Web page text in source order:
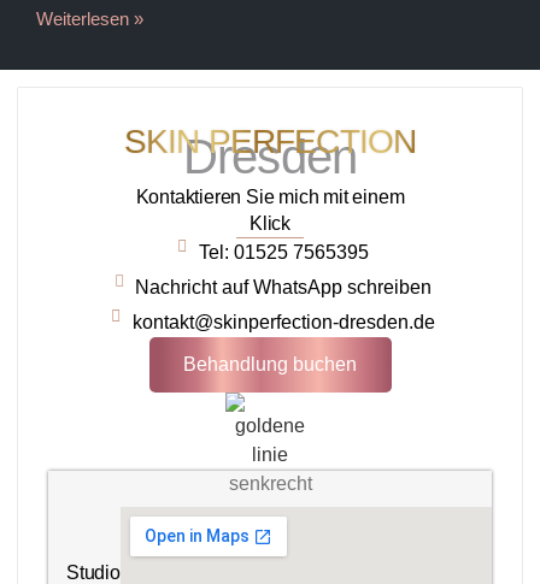
Weiterlesen »
SKIN PERFECTION
Dresden
Kontaktieren Sie mich mit einem
Klick
Tel: 01525 7565395
Nachricht auf WhatsApp schreiben
kontakt@skinperfection-dresden.de
Behandlung buchen
Studio